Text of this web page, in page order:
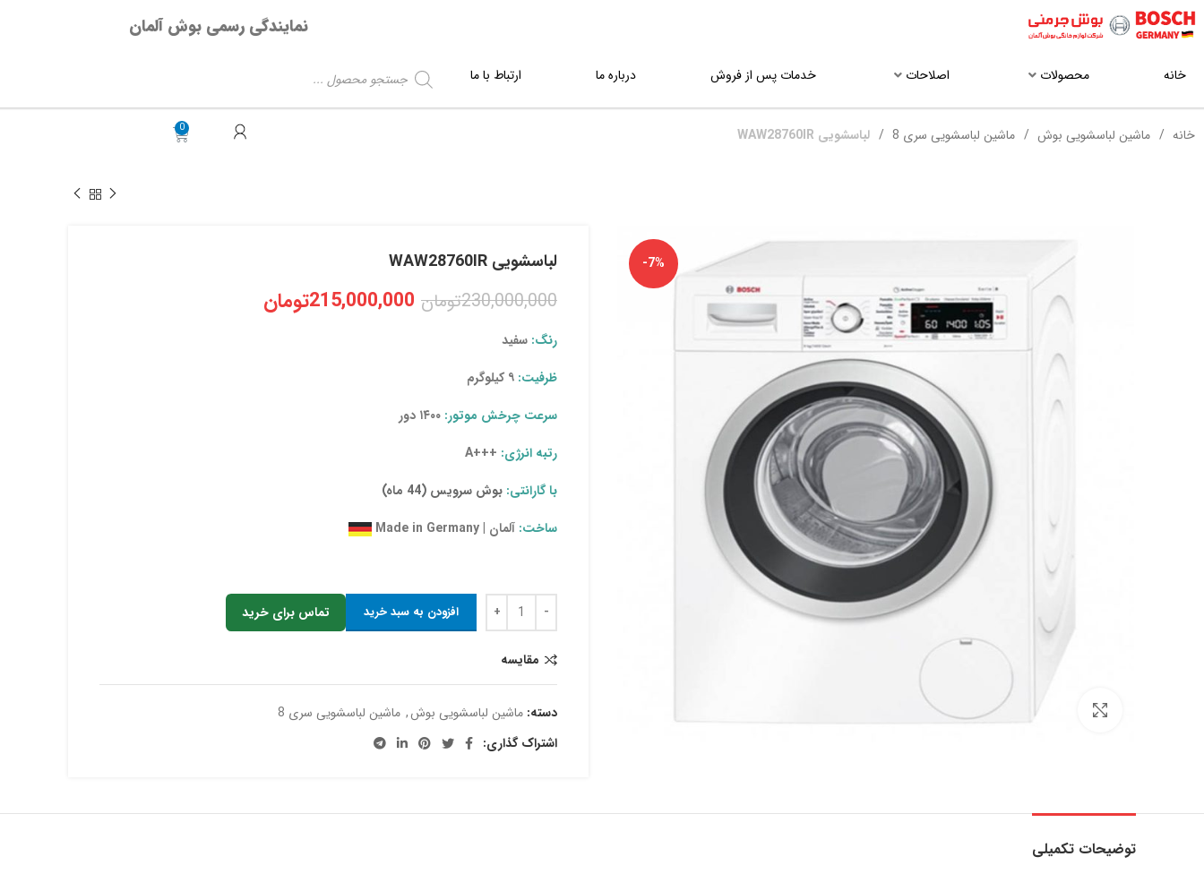
نمایندگی رسمی بوش آلمان
خانه محصولات اصلاحات خدمات پس از فروش درباره ما ارتباط با ما
خانه ماشین لباسشویی بوش ماشین لباسشویی سری 8 لباسشویی WAW28760IR
-7%
بزرگنمایی تصویر
لباسشویی WAW28760IR
230,000,000تومان 215,000,000تومان
رنگ: سفید
ظرفیت:
سرعت چرخش موتور:
رتبه انرژی: +++A
با گارانتی: بوش سرویس (44 ماه)
ساخت: آلمان | Made in Germany
افزودن به سبد خرید تماس برای خرید
مقایسه
دسته: ماشین لباسشویی بوش, ماشین لباسشویی سری 8
اشتراک گذاری:
توضیحات تکمیلی